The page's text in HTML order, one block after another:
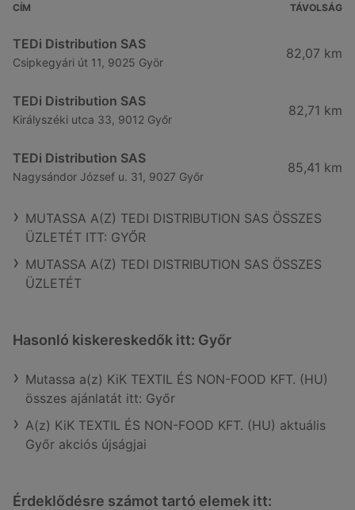
CÍM TÁVOLSÁG
TEDi Distribution SAS
Csipkegyári út 11, 9025 Györ
82,07 km
TEDi Distribution SAS
Királyszéki utca 33, 9012 Győr
82,71 km
TEDi Distribution SAS
Nagysándor József u. 31, 9027 Győr
85,41 km
MUTASSA A(Z) TEDI DISTRIBUTION SAS ÖSSZES
ÜZLETÉT ITT: GYŐR
MUTASSA A(Z) TEDI DISTRIBUTION SAS ÖSSZES
ÜZLETÉT
Hasonló kiskereskedők itt: Győr
Mutassa a(z) KiK TEXTIL ÉS NON-FOOD KFT. (HU)
összes ajánlatát itt: Győr
A(z) KiK TEXTIL ÉS NON-FOOD KFT. (HU) aktuális
Győr akciós újságjai
Érdeklődésre számot tartó elemek itt: